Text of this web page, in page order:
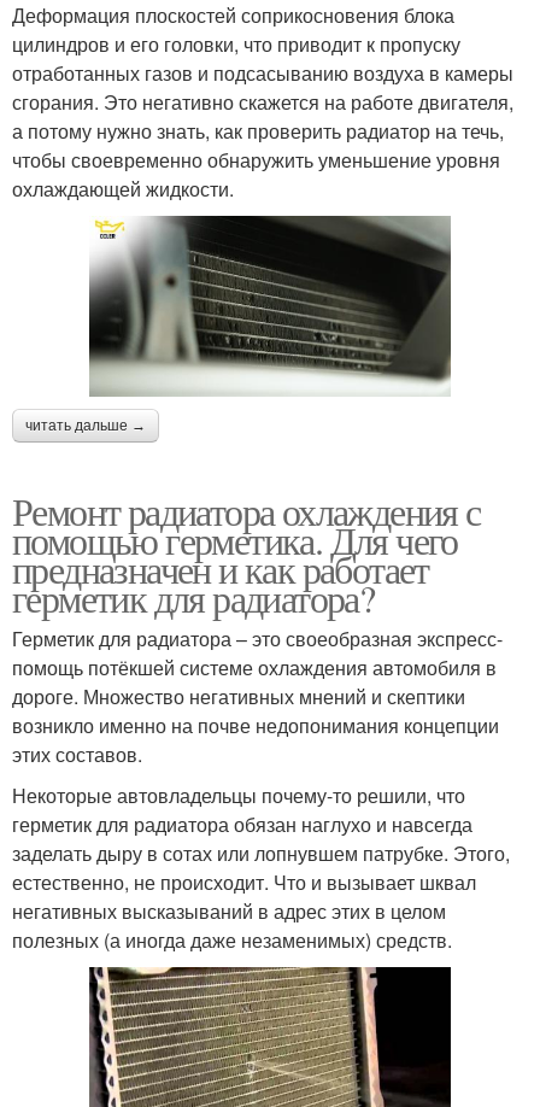
Деформация плоскостей соприкосновения блока
цилиндров и его головки, что приводит к пропуску
отработанных газов и подсасыванию воздуха в камеры
сгорания. Это негативно скажется на работе двигателя,
а потому нужно знать, как проверить радиатор на течь,
чтобы своевременно обнаружить уменьшение уровня
охлаждающей жидкости.
читать дальше →
Ремонт радиатора охлаждения с
помощью герметика. Для чего
предназначен и как работает
герметик для радиатора?
Герметик для радиатора – это своеобразная экспресс-
помощь потёкшей системе охлаждения автомобиля в
дороге. Множество негативных мнений и скептики
возникло именно на почве недопонимания концепции
этих составов.
Некоторые автовладельцы почему-то решили, что
герметик для радиатора обязан наглухо и навсегда
заделать дыру в сотах или лопнувшем патрубке. Этого,
естественно, не происходит. Что и вызывает шквал
негативных высказываний в адрес этих в целом
полезных (а иногда даже незаменимых) средств.